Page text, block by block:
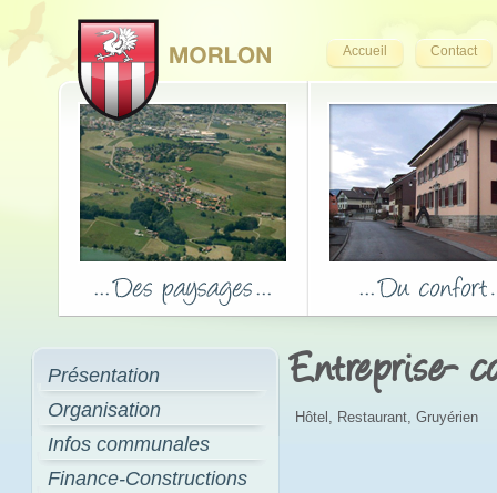
Accueil Contact
Présentation
Organisation
Infos communales
Finance-Constructions
Entreprise-
Hôtel, Restaurant, Gruyérien